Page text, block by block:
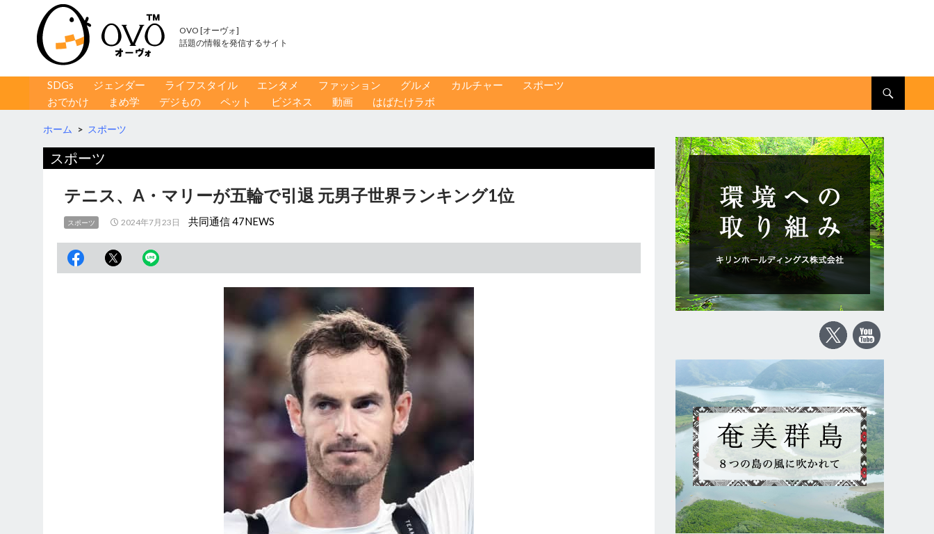
OVO [オーヴォ]
話題の情報を発信するサイト
コンテンツへ移動
SDGs ジェンダー ライフスタイル エンタメ ファッション グルメ カルチャー
スポーツ
おでかけ
まめ学 デジもの ペット ビジネス 動画 はばたけラボ
ホーム > スポーツ
スポーツ
テニス、A・マリーが五輪で引退 元男子世界ランキング1位
スポーツ 2024年7月23日 共同通信 47NEWS